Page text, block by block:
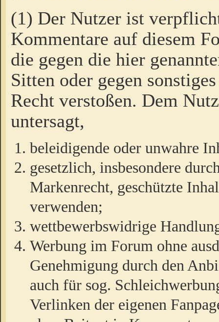
(1) Der Nutzer ist
Kommentare auf diesem
die gegen die hier
Sitten oder gegen
Recht verstoßen. Dem
untersagt,
beleidigende oder unwahre
gesetzlich, insbesondere
Markenrecht, geschützte
verwenden;
wettbewerbswidrige
Werbung im Forum ohne
Genehmigung durch den
auch für sog.
Verlinken der eigenen